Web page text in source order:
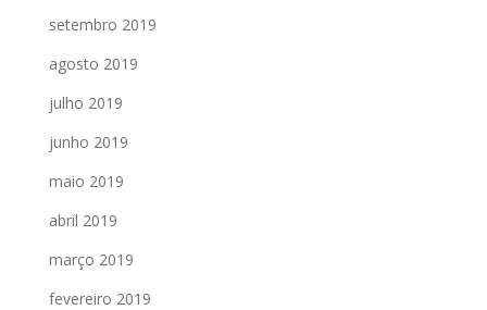
setembro 2019
agosto 2019
julho 2019
junho 2019
maio 2019
abril 2019
março 2019
fevereiro 2019